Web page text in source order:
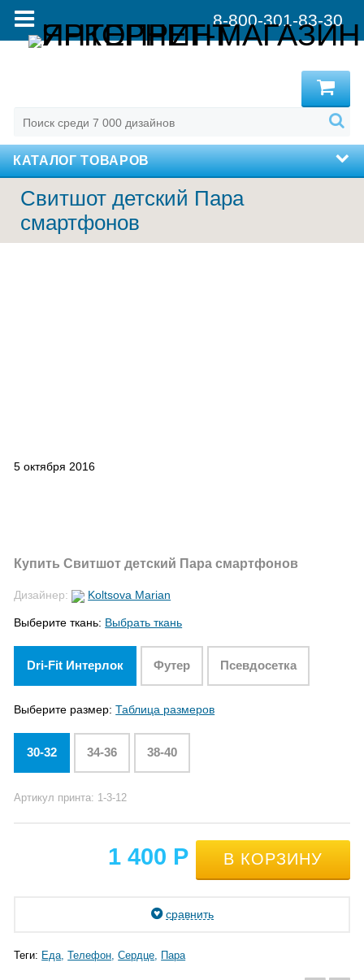
8-800-301-83-30
КАТАЛОГ ТОВАРОВ
Свитшот детский Пара
смартфонов
5 октября 2016
Купить Свитшот детский Пара смартфонов
Дизайнер: Koltsova Marian
Выберите ткань: Выбрать ткань
Dri-Fit Интерлок Футер Псевдосетка
Выберите размер:Таблица размеров
30-32 34-36 38-40
Артикул принта: 1-3-12
1 400 Р
сравнить
Теги: Еда Телефон Сердце Пара